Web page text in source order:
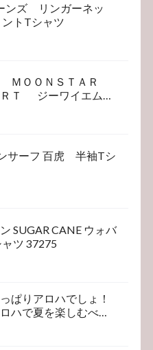
ズ リンガーネッ
トTシャツ
ＭＯＯＮＳＴＡＲ
ＲＴ ジーワイエム
サーフ 百虎 半袖Tシ
SUGAR CANE ウォバ
シャツ 37275
ぱりアロハでしょ！
ハで夏を楽しむべ